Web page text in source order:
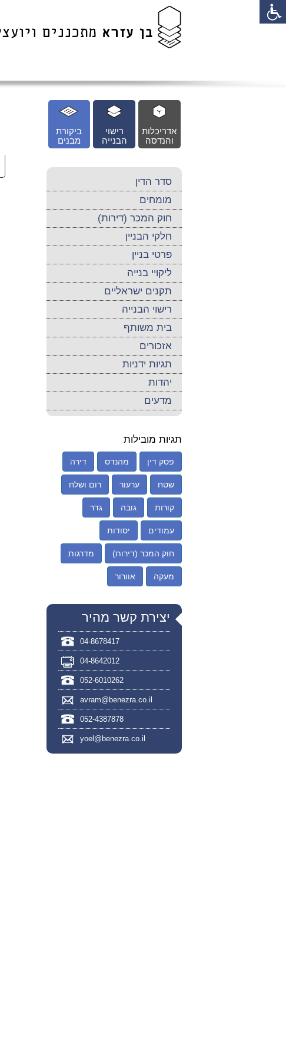
ביקורת
מבנים
רישוי
הבנייה
אדריכלות
והנדסה
סדר הדין
מומחים
חוק המכר (דירות)
חלקי הבניין
פרטי בניין
ליקויי בנייה
תקנים ישראליים
רישוי הבנייה
בית משותף
אזכורים
תגיות ידניות
יהדות
מדעים
תגיות מובילות
פסק דין מהנדס דירה
שטח ערעור רום ושלח
קורות גובה גדר
עמודים יסודות
חוק המכר (דירות) מדרגות
מעקה אוורור
יצירת קשר מהיר
04-8678417
04-8642012
052-6010262
avram@benezra.co.il
052-4387878
yoel@benezra.co.il